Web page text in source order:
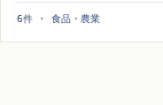
6件 · 食品・農業